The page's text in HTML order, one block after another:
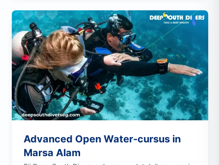
Advanced Open Water-cursus in
Marsa Alam